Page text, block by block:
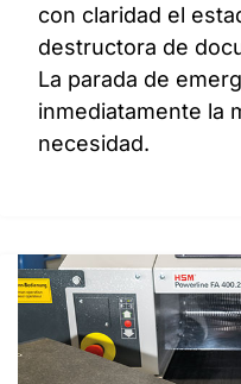
con claridad el
destructora de
La parada de
inmediatamente la
necesidad.